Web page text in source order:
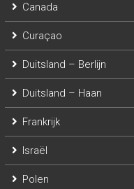
Canada
Curaçao
Duitsland – Berlijn
Duitsland – Haan
Frankrijk
Israël
Polen